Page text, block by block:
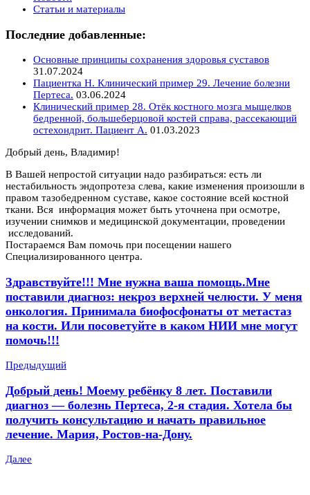
Статьи и материалы
Последние добавленные:
Основные принципы сохранения здоровья суставов
31.07.2024
Пациентка Н. Клинический пример 29. Лечение болезни
Пертеса. 03.06.2024
Клинический пример 28. Отёк костного мозга мыщелков
бедренной, большеберцовой костей справа, рассекающий
остехондрит. Пациент А. 01.03.2023
Добрый день, Владимир!
В Вашей непростой ситуации надо разбираться: есть ли
нестабильность эндопротеза слева, какие изменения произошли в
правом тазобедренном суставе, какое состояние всей костной
ткани. Вся информация может быть уточнена при осмотре,
изучении снимков и медицинской документации, проведении
исследований.
Постараемся Вам помочь при посещении нашего
Специализированного центра.
Здравствуйте!!! Мне нужна ваша помощь.Мне
поставили диагноз: некроз верхней челюсти. У меня
онкология. Принимала биофосфонаты от метастаз
на кости. Или посоветуйте в каком НИИ мне могут
помочь!!!
Предыдущий
Добрый день! Моему ребёнку 8 лет. Поставили
диагноз — болезнь Пертеса, 2-я стадия. Хотела бы
получить консультацию и начать правильное
лечение. Мария, Ростов-на-Дону.
Далее